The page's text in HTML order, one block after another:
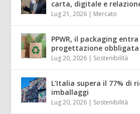
carta, digitale e
Lug 21, 2026 | Mercato
PPWR, il packaging
progettazione obbligata
Lug 20, 2026 | Sostenibilità
L’Italia supera il 77% di
imballaggi
Lug 20, 2026 | Sostenibilità